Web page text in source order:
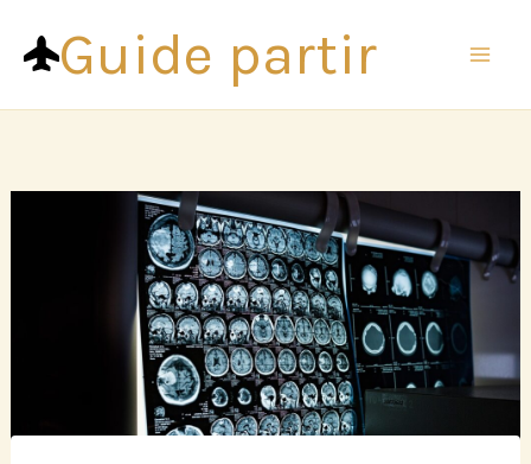
contenuGuide partir